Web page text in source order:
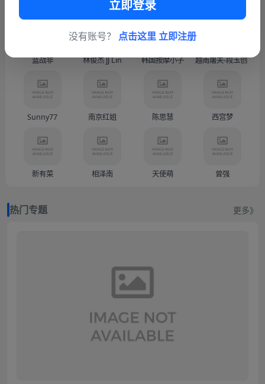
蓝战非 林俊杰 JJ Lin 韩国按摩小子 越南屠夫-段玉创（
Sunny77 南京红姐 陈思慧 西宫梦
新有菜 相泽南 天使萌 曾强
热门专题 更多》
立即登录
没有账号？ 点击这里 立即注册